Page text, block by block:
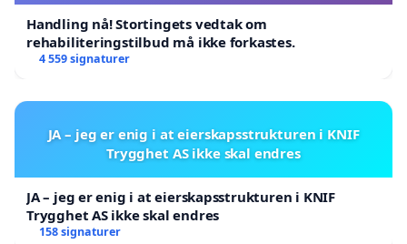
Handling nå! Stortingets vedtak om
rehabiliteringstilbud må ikke forkastes.
4 559 signaturer
JA – jeg er enig i at eierskapsstrukturen i KNIF
Trygghet AS ikke skal endres
JA – jeg er enig i at eierskapsstrukturen i KNIF
Trygghet AS ikke skal endres
158 signaturer